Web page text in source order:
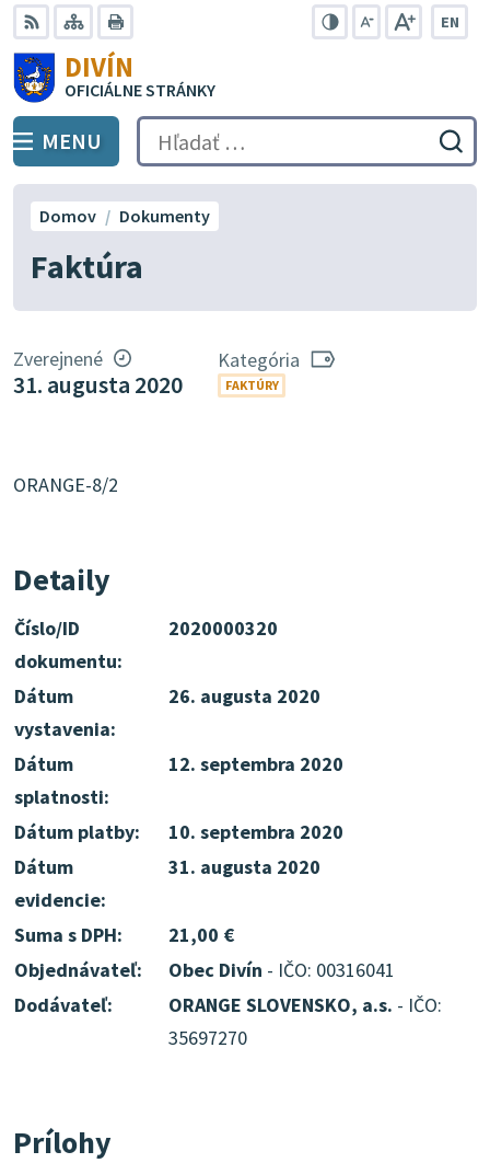
Preskočiť
na
obsah
RSS Mapa
EN
DIVÍN
OFICIÁLNE STRÁNKY
PREPNÚŤ
MENU Hľadať:
Faktúra
Domov Dokumenty
Zverejnené
31. augusta 2020
Kategória
FAKTÚRY
ORANGE-8/2
Detaily
Číslo/ID
dokumentu:
2020000320
Dátum
vystavenia:
26. augusta 2020
Dátum
splatnosti:
12. septembra 2020
Dátum platby:
10. septembra 2020
Dátum
evidencie:
31. augusta 2020
Suma s DPH:
21,00 €
Objednávateľ:
Obec Divín - IČO: 00316041
Dodávateľ:
ORANGE SLOVENSKO, a.s. - IČO:
35697270
Prílohy